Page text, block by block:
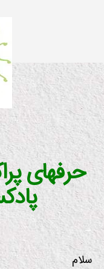
حرفهای
–
سلام